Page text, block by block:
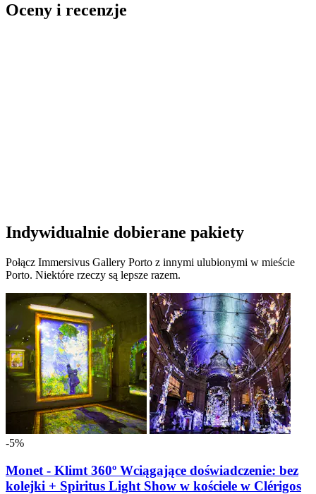
Oceny i recenzje
Indywidualnie dobierane pakiety
Połącz Immersivus Gallery Porto z innymi ulubionymi w mieście
Porto. Niektóre rzeczy są lepsze razem.
-5%
Monet - Klimt 360º Wciągające doświadczenie: bez
kolejki + Spiritus Light Show w kościele w Clérigos